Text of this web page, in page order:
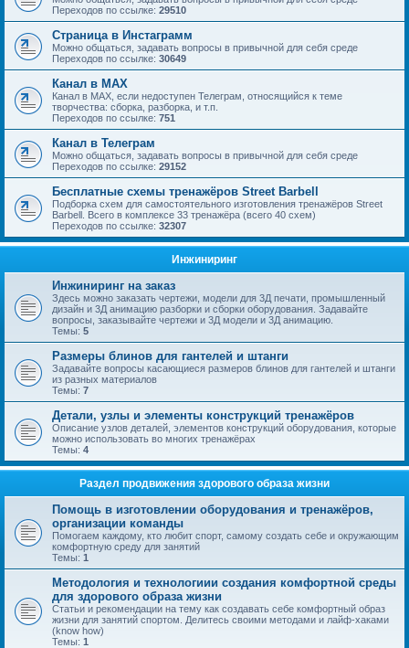
Переходов по ссылке: 29510
Страница в Инстаграмм
Можно общаться, задавать вопросы в привычной для себя среде
Переходов по ссылке: 30649
Канал в MAX
Канал в MAX, если недоступен Телеграм, относящийся к теме
творчества: сборка, разборка, и т.п.
Переходов по ссылке: 751
Канал в Телеграм
Можно общаться, задавать вопросы в привычной для себя среде
Переходов по ссылке: 29152
Бесплатные схемы тренажёров Street Barbell
Подборка схем для самостоятельного изготовления тренажёров Street
Barbell. Всего в комплексе 33 тренажёра (всего 40 схем)
Переходов по ссылке: 32307
Инжиниринг
Инжиниринг на заказ
Здесь можно заказать чертежи, модели для 3Д печати, промышленный
дизайн и 3Д анимацию разборки и сборки оборудования. Задавайте
вопросы, заказывайте чертежи и 3Д модели и 3Д анимацию.
Темы: 5
Размеры блинов для гантелей и штанги
Задавайте вопросы касающиеся размеров блинов для гантелей и штанги
из разных материалов
Темы: 7
Детали, узлы и элементы конструкций тренажёров
Описание узлов деталей, элементов конструкций оборудования, которые
можно использовать во многих тренажёрах
Темы: 4
Раздел продвижения здорового образа жизни
Помощь в изготовлении оборудования и тренажёров,
организации команды
Помогаем каждому, кто любит спорт, самому создать себе и окружающим
комфортную среду для занятий
Темы: 1
Методология и технологиии создания комфортной среды
для здорового образа жизни
Статьи и рекомендации на тему как создавать себе комфортный образ
жизни для занятий спортом. Делитесь своими методами и лайф-хаками
(know how)
Темы: 1